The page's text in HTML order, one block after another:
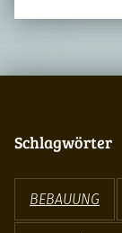
Schlagwörter
BEBAUUNG